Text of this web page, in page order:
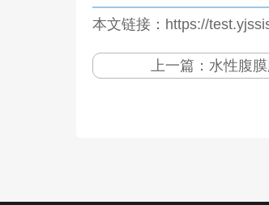
本文链接：https://
上一篇： 水性腹